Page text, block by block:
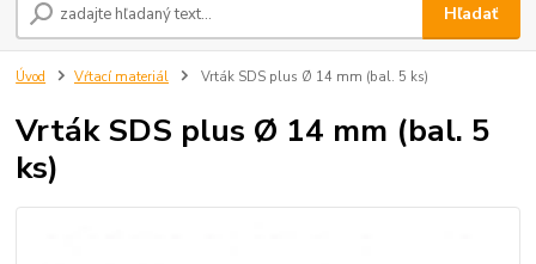
Hľadať
Úvod Vŕtací materiál Vrták SDS plus Ø 14 mm (bal. 5 ks)
Vrták SDS plus Ø 14 mm (bal. 5
ks)